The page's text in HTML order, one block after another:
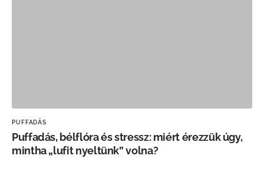
PUFFADÁS
Puffadás, bélflóra és stressz: miért érezzük úgy,
mintha „lufit nyeltünk” volna?